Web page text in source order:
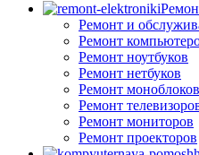
Ремонт и
Ремонт
Ремонт ноутбуков
Ремонт нетбуков
Ремонт моноблоков
Ремонт
Ремонт мониторов
Ремонт проекторов